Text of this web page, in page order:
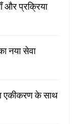
और प्रक्रिया
नया सेवा
एकीकरण के साथ